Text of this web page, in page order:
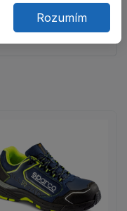
3-6) - 11Rozumím